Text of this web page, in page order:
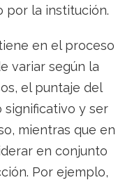
por la institución.
en el proceso
variar según la
el puntaje del
significativo y ser
mientras que en
en conjunto
Por ejemplo,